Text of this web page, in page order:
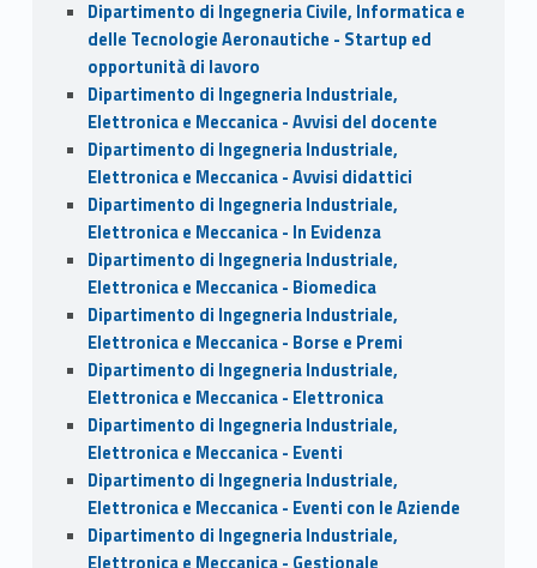
Dipartimento di Ingegneria Civile, Informatica e
delle Tecnologie Aeronautiche - Startup ed
opportunità di lavoro
Dipartimento di Ingegneria Industriale,
Elettronica e Meccanica - Avvisi del docente
Dipartimento di Ingegneria Industriale,
Elettronica e Meccanica - Avvisi didattici
Dipartimento di Ingegneria Industriale,
Elettronica e Meccanica - In Evidenza
Dipartimento di Ingegneria Industriale,
Elettronica e Meccanica - Biomedica
Dipartimento di Ingegneria Industriale,
Elettronica e Meccanica - Borse e Premi
Dipartimento di Ingegneria Industriale,
Elettronica e Meccanica - Elettronica
Dipartimento di Ingegneria Industriale,
Elettronica e Meccanica - Eventi
Dipartimento di Ingegneria Industriale,
Elettronica e Meccanica - Eventi con le Aziende
Dipartimento di Ingegneria Industriale,